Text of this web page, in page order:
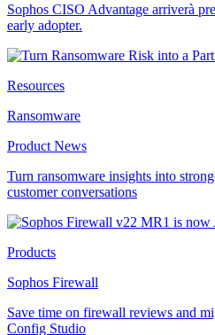
Sophos CISO Advantage arriverà
early adopter.
Resources
Ransomware
Product News
Turn ransomware insights into
customer conversations
Products
Sophos Firewall
Save time on firewall reviews and
Config Studio